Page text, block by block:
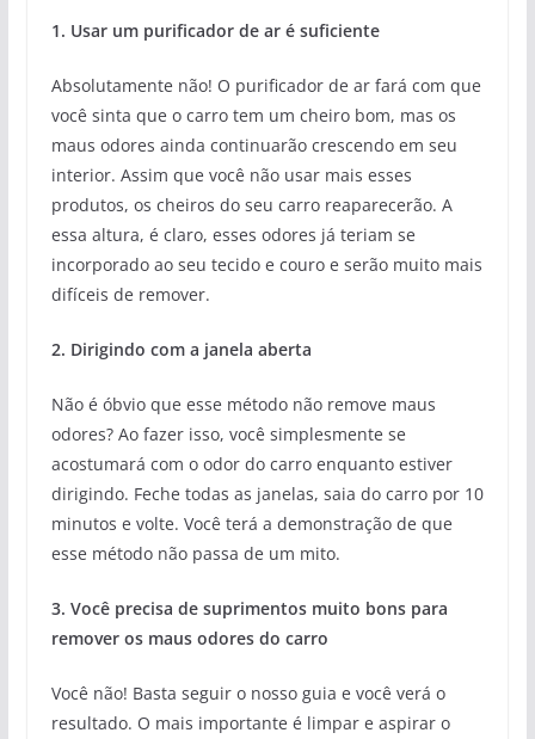
1. Usar um purificador de ar é suficiente
Absolutamente não! O purificador de ar fará com que
você sinta que o carro tem um cheiro bom, mas os
maus odores ainda continuarão crescendo em seu
interior. Assim que você não usar mais esses
produtos, os cheiros do seu carro reaparecerão. A
essa altura, é claro, esses odores já teriam se
incorporado ao seu tecido e couro e serão muito mais
difíceis de remover.
2. Dirigindo com a janela aberta
Não é óbvio que esse método não remove maus
odores? Ao fazer isso, você simplesmente se
acostumará com o odor do carro enquanto estiver
dirigindo. Feche todas as janelas, saia do carro por 10
minutos e volte. Você terá a demonstração de que
esse método não passa de um mito.
3. Você precisa de suprimentos muito bons para
remover os maus odores do carro
Você não! Basta seguir o nosso guia e você verá o
resultado. O mais importante é limpar e aspirar o